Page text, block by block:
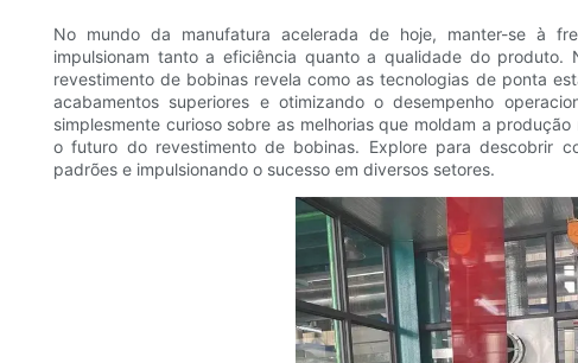
No mundo da manufatura acelerada de hoje, manter-se à
impulsionam tanto a eficiência quanto a qualidade do produto.
revestimento de bobinas revela como as tecnologias de ponta
acabamentos superiores e otimizando o desempenho
simplesmente curioso sobre as melhorias que moldam a
o futuro do revestimento de bobinas. Explore para descobrir
padrões e impulsionando o sucesso em diversos setores.